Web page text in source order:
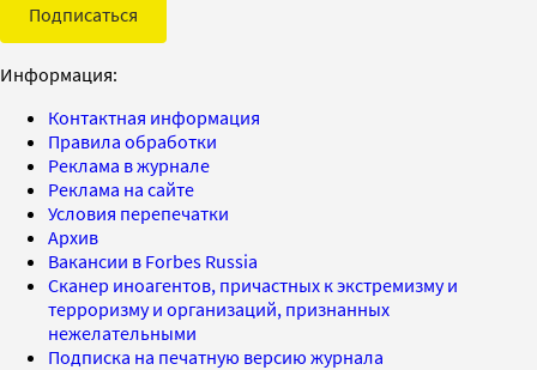
Подписаться
Информация:
Контактная информация
Правила обработки
Реклама в журнале
Реклама на сайте
Условия перепечатки
Архив
Вакансии в Forbes Russia
Сканер иноагентов, причастных к экстремизму и
терроризму и организаций, признанных
нежелательными
Подписка на печатную версию журнала